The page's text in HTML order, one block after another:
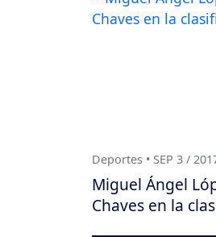
Deportes • SEP 3 /
Miguel Ángel
Chaves en la